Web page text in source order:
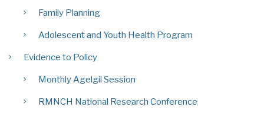
Family Planning
Adolescent and Youth Health Program
Evidence to Policy
Monthly Agelgil Session
RMNCH National Research Conference